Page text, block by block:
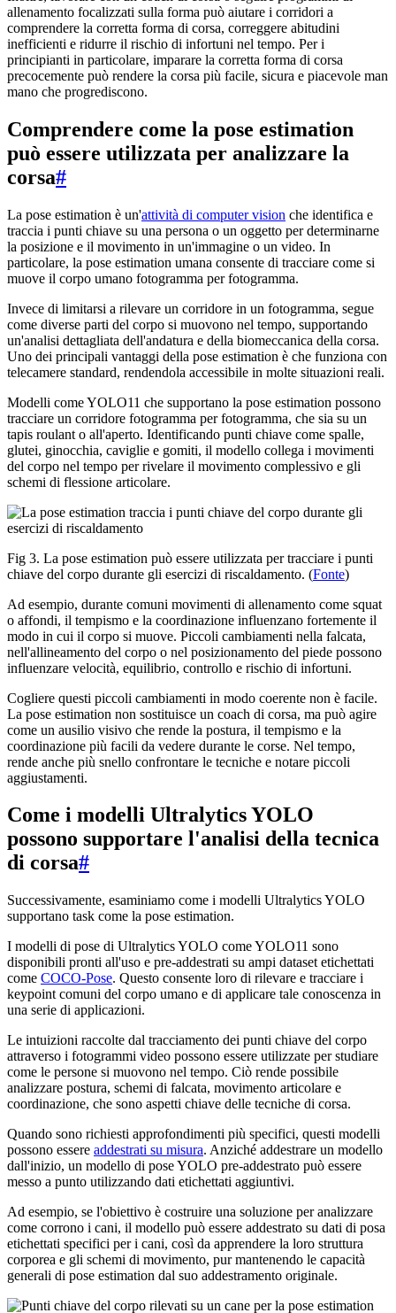
allenamento focalizzati sulla forma può aiutare i corridori a
comprendere la corretta forma di corsa, correggere abitudini
inefficienti e ridurre il rischio di infortuni nel tempo. Per i
principianti in particolare, imparare la corretta forma di corsa
precocemente può rendere la corsa più facile, sicura e piacevole man
mano che progrediscono.
Comprendere come la pose estimation
può essere utilizzata per analizzare la
corsa#
La pose estimation è un'attività di computer vision che identifica e
traccia i punti chiave su una persona o un oggetto per determinarne
la posizione e il movimento in un'immagine o un video. In
particolare, la pose estimation umana consente di tracciare come si
muove il corpo umano fotogramma per fotogramma.
Invece di limitarsi a rilevare un corridore in un fotogramma, segue
come diverse parti del corpo si muovono nel tempo, supportando
un'analisi dettagliata dell'andatura e della biomeccanica della corsa.
Uno dei principali vantaggi della pose estimation è che funziona con
telecamere standard, rendendola accessibile in molte situazioni reali.
Modelli come YOLO11 che supportano la pose estimation possono
tracciare un corridore fotogramma per fotogramma, che sia su un
tapis roulant o all'aperto. Identificando punti chiave come spalle,
glutei, ginocchia, caviglie e gomiti, il modello collega i movimenti
del corpo nel tempo per rivelare il movimento complessivo e gli
schemi di flessione articolare.
Fig 3. La pose estimation può essere utilizzata per tracciare i punti
chiave del corpo durante gli esercizi di riscaldamento. (Fonte)
Ad esempio, durante comuni movimenti di allenamento come squat
o affondi, il tempismo e la coordinazione influenzano fortemente il
modo in cui il corpo si muove. Piccoli cambiamenti nella falcata,
nell'allineamento del corpo o nel posizionamento del piede possono
influenzare velocità, equilibrio, controllo e rischio di infortuni.
Cogliere questi piccoli cambiamenti in modo coerente non è facile.
La pose estimation non sostituisce un coach di corsa, ma può agire
come un ausilio visivo che rende la postura, il tempismo e la
coordinazione più facili da vedere durante le corse. Nel tempo,
rende anche più snello confrontare le tecniche e notare piccoli
aggiustamenti.
Come i modelli Ultralytics YOLO
possono supportare l'analisi della tecnica
di corsa#
Successivamente, esaminiamo come i modelli Ultralytics YOLO
supportano task come la pose estimation.
I modelli di pose di Ultralytics YOLO come YOLO11 sono
disponibili pronti all'uso e pre-addestrati su ampi dataset etichettati
come COCO-Pose. Questo consente loro di rilevare e tracciare i
keypoint comuni del corpo umano e di applicare tale conoscenza in
una serie di applicazioni.
Le intuizioni raccolte dal tracciamento dei punti chiave del corpo
attraverso i fotogrammi video possono essere utilizzate per studiare
come le persone si muovono nel tempo. Ciò rende possibile
analizzare postura, schemi di falcata, movimento articolare e
coordinazione, che sono aspetti chiave delle tecniche di corsa.
Quando sono richiesti approfondimenti più specifici, questi modelli
possono essere addestrati su misura. Anziché addestrare un modello
dall'inizio, un modello di pose YOLO pre-addestrato può essere
messo a punto utilizzando dati etichettati aggiuntivi.
Ad esempio, se l'obiettivo è costruire una soluzione per analizzare
come corrono i cani, il modello può essere addestrato su dati di posa
etichettati specifici per i cani, così da apprendere la loro struttura
corporea e gli schemi di movimento, pur mantenendo le capacità
generali di pose estimation dal suo addestramento originale.